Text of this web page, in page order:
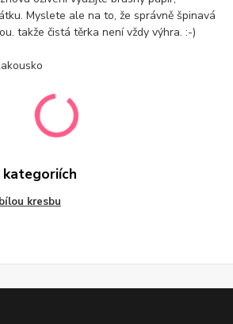
Myslete ale na to, že správně špinavá
takže čistá těrka není vždy výhra. :-)
kategoriích
kresbu